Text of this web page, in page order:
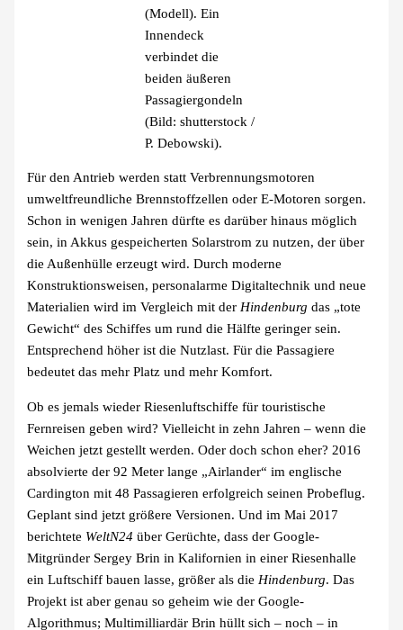
(Modell). Ein
Innendeck
verbindet die
beiden äußeren
Passagiergondeln
(Bild: shutterstock /
P. Debowski).
Für den Antrieb werden statt Verbrennungsmotoren
umweltfreundliche Brennstoffzellen oder E-Motoren sorgen.
Schon in wenigen Jahren dürfte es darüber hinaus möglich
sein, in Akkus gespeicherten Solarstrom zu nutzen, der über
die Außenhülle erzeugt wird. Durch moderne
Konstruktionsweisen, personalarme Digitaltechnik und neue
Materialien wird im Vergleich mit derHindenburgdas „tote
Gewicht“ des Schiffes um rund die Hälfte geringer sein.
Entsprechend höher ist die Nutzlast. Für die Passagiere
bedeutet das mehr Platz und mehr Komfort.
Ob es jemals wieder Riesenluftschiffe für touristische
Fernreisen geben wird? Vielleicht in zehn Jahren – wenn die
Weichen jetzt gestellt werden. Oder doch schon eher? 2016
absolvierte der 92 Meter lange „Airlander“ im englische
Cardington mit 48 Passagieren erfolgreich seinen Probeflug.
Geplant sind jetzt größere Versionen. Und im Mai 2017
berichtete WeltN24über Gerüchte, dass der Google-
Mitgründer Sergey Brin in Kalifornien in einer Riesenhalle
ein Luftschiff bauen lasse, größer als die Hindenburg. Das
Projekt ist aber genau so geheim wie der Google-
Algorithmus; Multimilliardär Brin hüllt sich – noch – in